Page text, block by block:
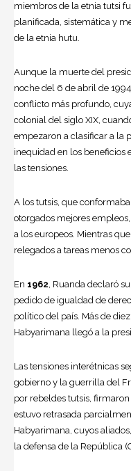
miembros de la etnia tutsi
planificada, sistemática y
de la etnia hutu.
Aunque la muerte del
noche del 6 de abril de
conflicto más profundo,
colonial del siglo XIX,
empezaron a clasificar a la
inequidad en los beneficios
las tensiones.
A los tutsis, que
otorgados mejores
a los europeos. Mientras
relegados a tareas menos
En 1962, Ruanda declaró
pedido de igualdad de
político del país. Más de
Habyarimana llegó a la
Las tensiones interétnicas
gobierno y la guerrilla del
por rebeldes tutsis,
estuvo retrasada
Habyarimana, cuyos
la defensa de la República